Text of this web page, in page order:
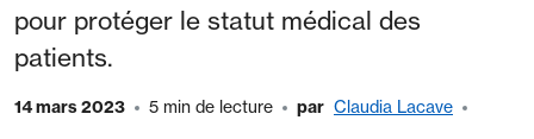
pour protéger le statut médical des
patients.
14 mars 2023 5 min de lecture par Claudia Lacave